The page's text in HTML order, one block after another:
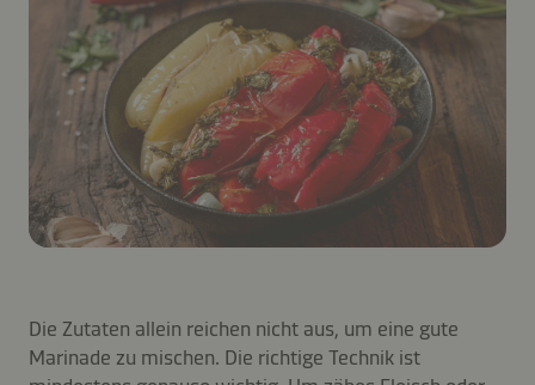
Die Zutaten allein reichen nicht aus, um eine gute
Marinade zu mischen. Die richtige Technik ist